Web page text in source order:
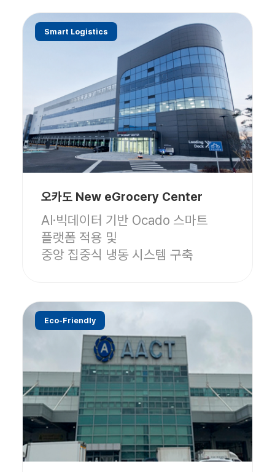
Smart Logistics
오카도 New eGrocery Center
AI·빅데이터 기반 Ocado 스마트
플랫폼 적용 및
중앙 집중식 냉동 시스템 구축
Eco-Friendly